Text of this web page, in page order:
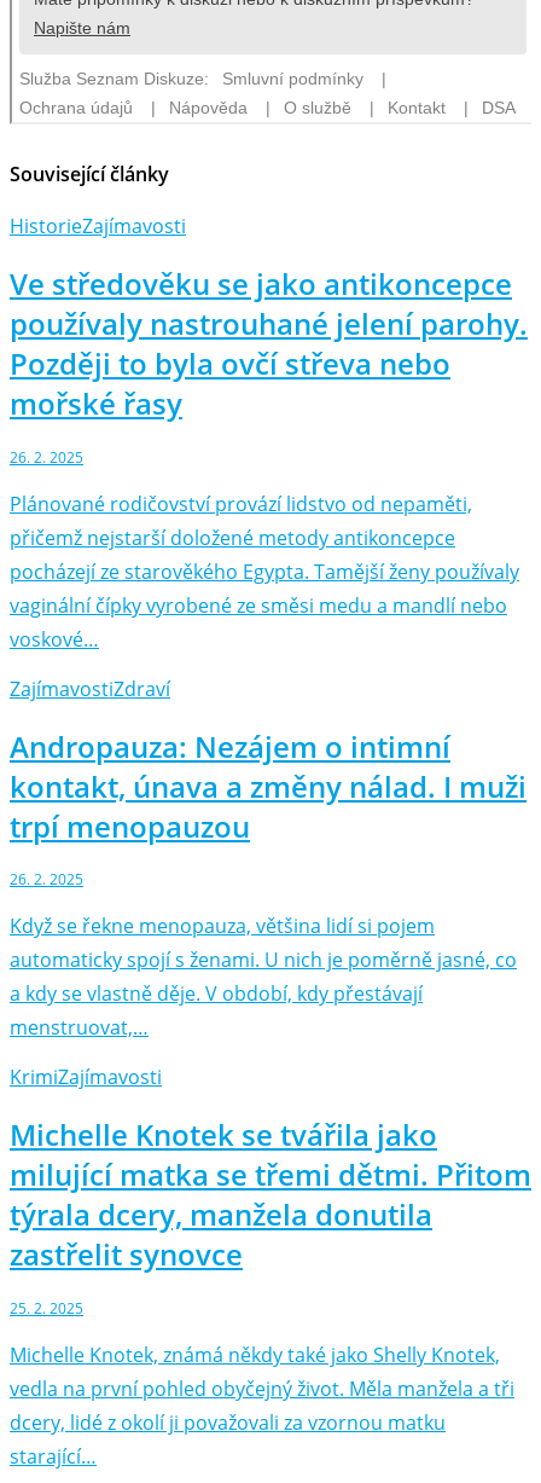
Související články
HistorieZajímavosti
Ve středověku se jako antikoncepce
používaly nastrouhané jelení parohy.
Později to byla ovčí střeva nebo
mořské řasy
26. 2. 2025
Plánované rodičovství provází lidstvo od nepaměti,
přičemž nejstarší doložené metody antikoncepce
pocházejí ze starověkého Egypta. Tamější ženy používaly
vaginální čípky vyrobené ze směsi medu a mandlí nebo
voskové…
ZajímavostiZdraví
Andropauza: Nezájem o intimní
kontakt, únava a změny nálad. I muži
trpí menopauzou
26. 2. 2025
Když se řekne menopauza, většina lidí si pojem
automaticky spojí s ženami. U nich je poměrně jasné, co
a kdy se vlastně děje. V období, kdy přestávají
menstruovat,…
KrimiZajímavosti
Michelle Knotek se tvářila jako
milující matka se třemi dětmi. Přitom
týrala dcery, manžela donutila
zastřelit synovce
25. 2. 2025
Michelle Knotek, známá někdy také jako Shelly Knotek,
vedla na první pohled obyčejný život. Měla manžela a tři
dcery, lidé z okolí ji považovali za vzornou matku
starající…